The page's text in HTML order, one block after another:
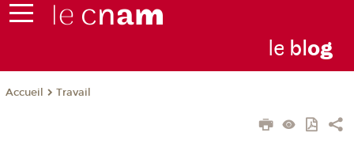
le blog
Accueil Travail